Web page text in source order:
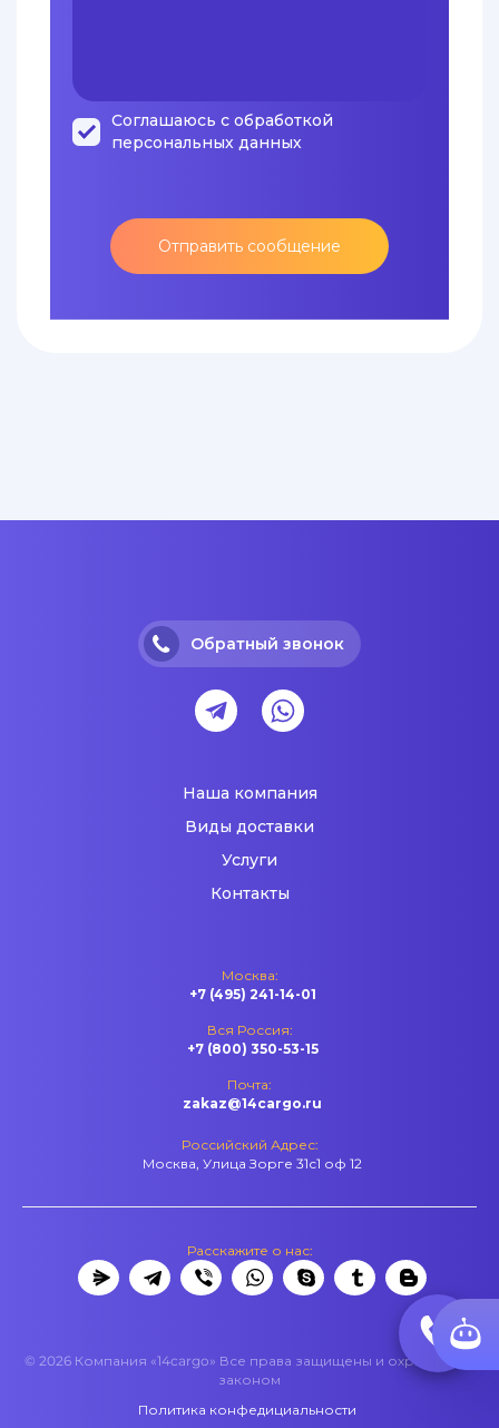
Соглашаюсь с обработкой
персональных данных
Отправить сообщение
Обратный звонок
Наша компания
Виды доставки
Услуги
Контакты
Москва:
+7 (495) 241-14-01
Вся Россия:
+7 (800) 350-53-15
Почта:
zakaz@14cargo.ru
Российский Адрес:
Москва, Улица Зорге 31с1 оф 12
Расскажите о нас:
© 2026 Компания «14cargo» Все права защищены и охраняются
законом
Политика конфедициальности